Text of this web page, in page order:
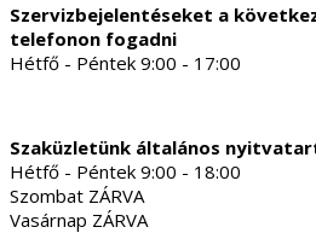
Szervizbejelentéseket a
telefonon fogadni
Hétfő - Péntek 9:00 - 17:00
Szaküzletünk általános
Hétfő - Péntek 9:00 - 18:00
Szombat ZÁRVA
Vasárnap ZÁRVA